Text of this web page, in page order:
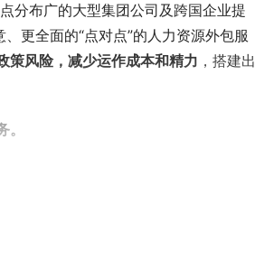
分布广的大型集团公司及跨国企业提
更全面的“点对点”的人力资源外包服
策风险，减少运作成本和精力 ，搭建出